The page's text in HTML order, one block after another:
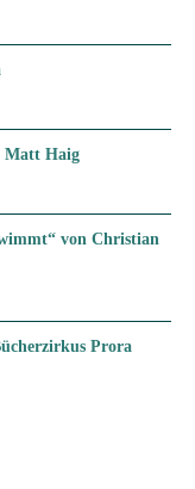
Matt Haig
von Christian
Prora